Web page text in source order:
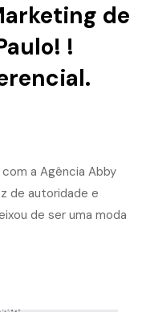
de
!
a Agência Abby
de autoridade e
de ser uma moda